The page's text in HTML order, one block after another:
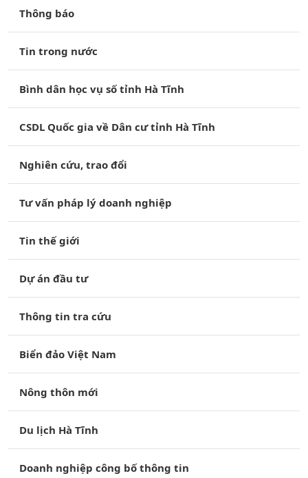
Thông báo
Tin trong nước
Bình dân học vụ số tỉnh Hà Tĩnh
CSDL Quốc gia về Dân cư tỉnh Hà Tĩnh
Nghiên cứu, trao đổi
Tư vấn pháp lý doanh nghiệp
Tin thế giới
Dự án đầu tư
Thông tin tra cứu
Biển đảo Việt Nam
Nông thôn mới
Du lịch Hà Tĩnh
Doanh nghiệp công bố thông tin